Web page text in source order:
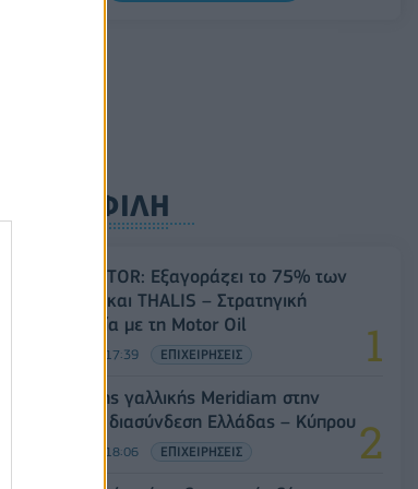
ΔΗΜΟΦΙΛΗ
Όμιλος AKTOR: Εξαγοράζει το 75% των
ΗΛΕΚΤΩΡ και THALIS – Στρατηγική
συνεργασία με τη Motor Oil
05/08/2026 - 17:39 ΕΠΙΧΕΙΡΗΣΕΙΣ
Είσοδος της γαλλικής Meridiam στην
ηλεκτρική διασύνδεση Ελλάδας – Κύπρου
05/08/2026 - 18:06 ΕΠΙΧΕΙΡΗΣΕΙΣ